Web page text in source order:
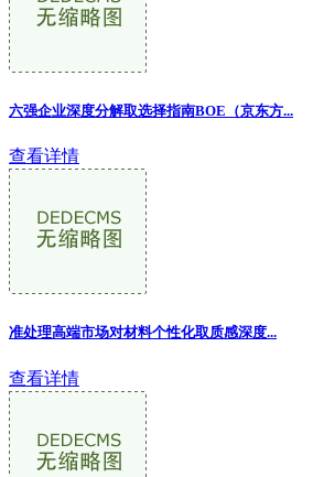
六强企业深度分解取选择指南BOE（京东方...
查看详情
准处理高端市场对材料个性化取质感深度...
查看详情